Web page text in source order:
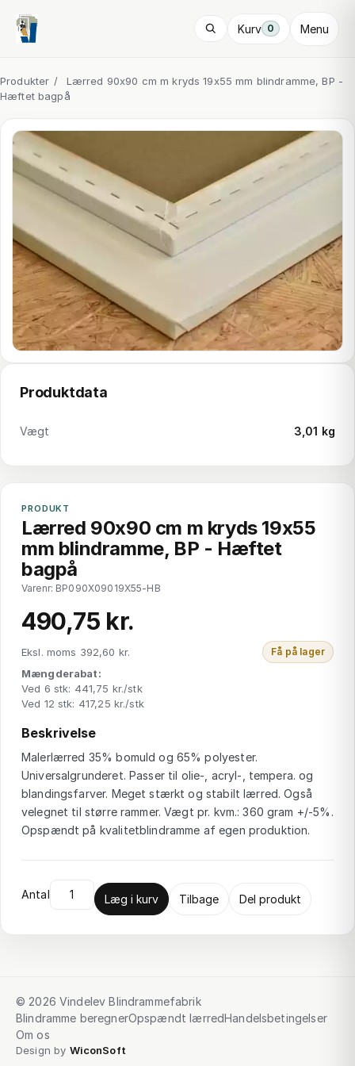
Kurv 0 Menu
Produkter /
Lærred 90x90 cm m kryds 19x55 mm blindramme, BP -
Hæftet bagpå
Produktdata
Vægt 3,01 kg
PRODUKT
Lærred 90x90 cm m kryds 19x55
mm blindramme, BP - Hæftet
bagpå
Varenr: BP090X09019X55-HB
490,75 kr.
Eksl. moms 392,60 kr. Få på lager
Mængderabat:
Ved 6 stk: 441,75 kr./stk
Ved 12 stk: 417,25 kr./stk
Beskrivelse
Malerlærred 35% bomuld og 65% polyester.
Universalgrunderet. Passer til olie-, acryl-, tempera. og
blandingsfarver. Meget stærkt og stabilt lærred. Også
velegnet til større rammer. Vægt pr. kvm.: 360 gram +/-5%.
Opspændt på kvalitetblindramme af egen produktion.
Antal Læg i kurv Tilbage Del produkt
© 2026 Vindelev Blindrammefabrik
Blindramme beregnerOpspændt lærredHandelsbetingelser
Om os
Design by WiconSoft